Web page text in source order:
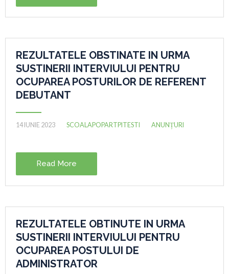
REZULTATELE OBSTINATE IN URMA
SUSTINERII INTERVIULUI PENTRU
OCUPAREA POSTURILOR DE REFERENT
DEBUTANT
14 IUNIE 2023 SCOALAPOPARTPITESTI ANUNȚURI
Read More
REZULTATELE OBTINUTE IN URMA
SUSTINERII INTERVIULUI PENTRU
OCUPAREA POSTULUI DE
ADMINISTRATOR